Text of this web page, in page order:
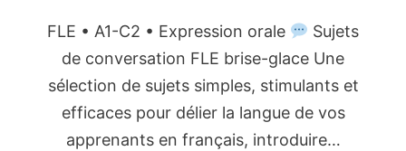
FLE • A1-C2 • Expression orale
Sujets
de conversation FLE brise-glace Une
sélection de sujets simples, stimulants et
efficaces pour délier la langue de vos
apprenants en français, introduire…